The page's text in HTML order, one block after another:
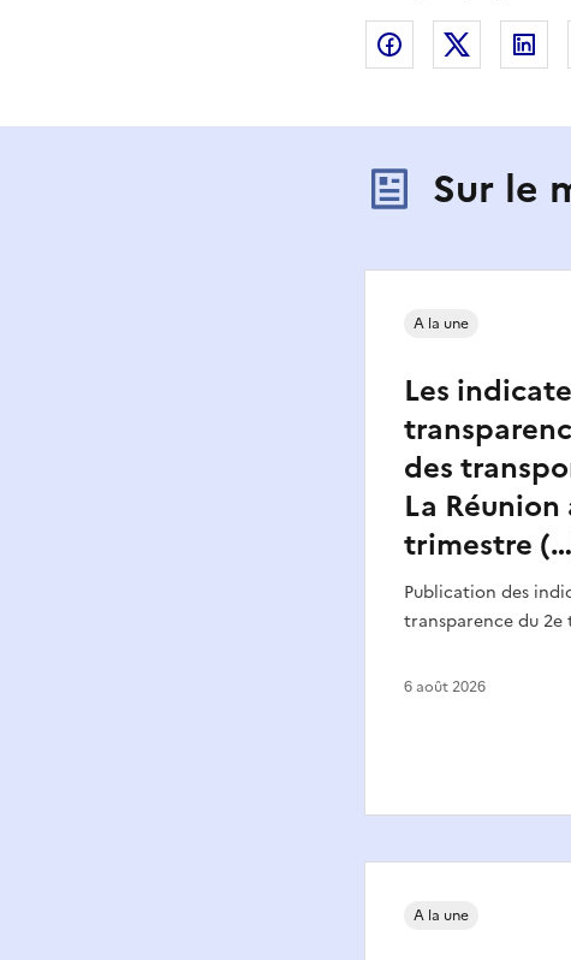
Partager surPartager
Sur le
Les
des
La Réunion
trimestre
Publication des
transparence du 2e
A la une
6 août 2026
A la une